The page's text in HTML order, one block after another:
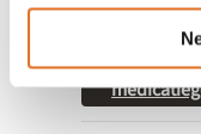
Algemene